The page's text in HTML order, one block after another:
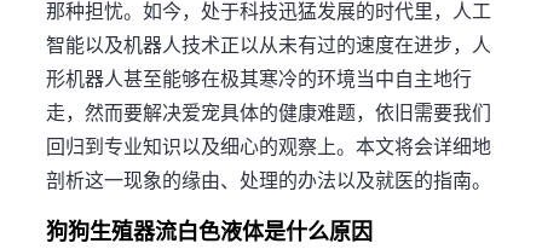
那种担忧。如今，处于科技迅猛发展的时代里，人工
智能以及机器人技术正以从未有过的速度在进步，人
形机器人甚至能够在极其寒冷的环境当中自主地行
走，然而要解决爱宠具体的健康难题，依旧需要我们
回归到专业知识以及细心的观察上。本文将会详细地
剖析这一现象的缘由、处理的办法以及就医的指南。
狗狗生殖器流白色液体是什么原因